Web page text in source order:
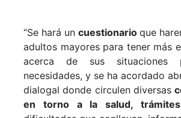
“Se hará un cuestionario que
adultos mayores para tener más
acerca de sus situaciones
necesidades, y se ha acordado
dialogal donde circulen diversas
en torno a la salud,